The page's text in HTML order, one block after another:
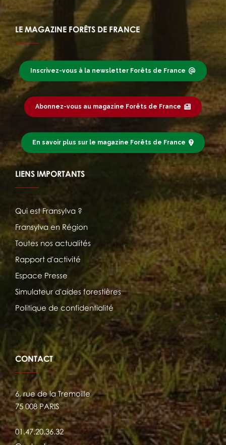
LE MAGAZINE FORÊTS DE FRANCE
Inscrivez-vous à la newsletter Forêts de France
Abonnez-vous au magazine Forêts de France
En savoir plus sur le magazine Forêts de France
LIENS IMPORTANTS
Qui est Fransylva ?
Fransylva en Région
Toutes nos actualités
Rapport d'activité
Espace Presse
Simulateur d'aides forestières
Politique de confidentialité
CONTACT
6, rue de la Tremoille
75 008 PARIS
01.47.20.36.32